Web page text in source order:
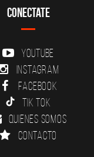
Conectate
YouTube
Instagram
Facebook
Tik Tok
Quienes somos
Contacto